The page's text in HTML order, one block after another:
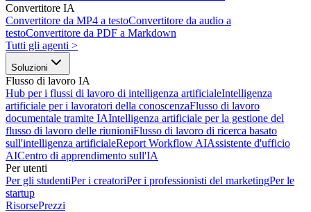
Convertitore IA
Convertitore da MP4 a testoConvertitore da audio a
testoConvertitore da PDF a Markdown
Tutti gli agenti >
Soluzioni
Flusso di lavoro IA
Hub per i flussi di lavoro di intelligenza artificialeIntelligenza
artificiale per i lavoratori della conoscenzaFlusso di lavoro
documentale tramite IAIntelligenza artificiale per la gestione del
flusso di lavoro delle riunioniFlusso di lavoro di ricerca basato
sull'intelligenza artificialeReport Workflow AIAssistente d'ufficio
AICentro di apprendimento sull'IA
Per utenti
Per gli studentiPer i creatoriPer i professionisti del marketingPer le
startup
RisorsePrezzi